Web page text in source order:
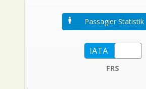
Passagier Statistik
FRS